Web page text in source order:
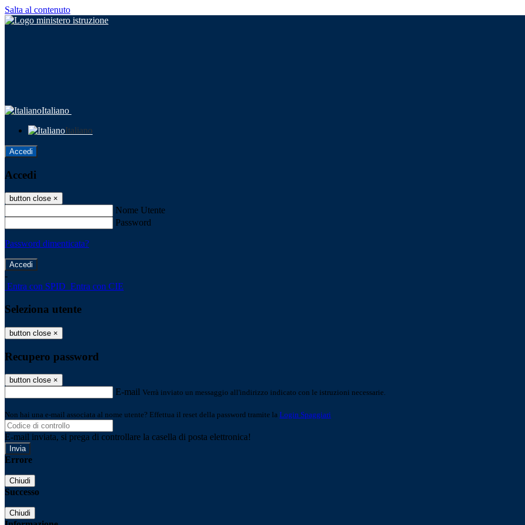
Salta al contenuto
Italiano
Italiano
Accedi
Accedi
button close ×
Nome Utente
Password
Password dimenticata?
-
Entra con SPID Entra con CIE
Seleziona utente
button close ×
Recupero password
button close ×
E-mail Verrà inviato un messaggio all'indirizzo indicato con le istruzioni necessarie.
Non hai una e-mail associata al nome utente? Effettua il reset della password tramite la Login Spaggiari
E-mail inviata, si prega di controllare la casella di posta elettronica!
Errore
Chiudi
Successo
Chiudi